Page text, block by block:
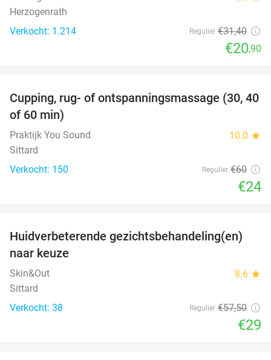
Herzogenrath
Verkocht: 1.214
Regulier €31,40
€20,90
60%
Cupping, rug- of ontspanningsmassage (30, 40
of 60 min)
Praktijk You Sound 10.0 star
Sittard
Verkocht: 150
Regulier €60
€24
50%
Huidverbeterende gezichtsbehandeling(en)
naar keuze
Skin&Out 8.6 star
Sittard
Verkocht: 38
Regulier €57,50
€29